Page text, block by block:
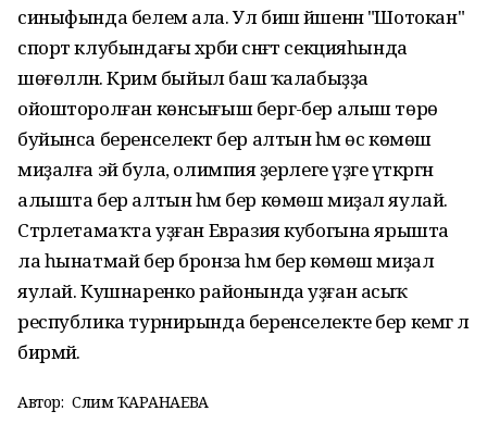
синыфында белем ала. Ул биш йәшенән "Шотокан"
спорт клубындағы хәрби сәнғәт секцияһында
шөғөлләнә. Кәрим быйыл баш ҡалабыҙҙа
ойошторолған көнсығыш бергә-бер алыш төрө
буйынса беренселектә бер алтын һәм өс көмөш
миҙалға эйә була, олимпия әҙерлеге үҙәге үткәргән
алышта бер алтын һәм бер көмөш миҙал яулай.
Стәрлетамаҡта уҙған Евразия кубогына ярышта
ла һынатмай бер бронза һәм бер көмөш миҙал
яулай. Кушнаренко районында уҙған асыҡ
республика турнирында беренселекте бер кемгә лә
бирмәй.
Автор: Сәлимә ҠАРАНАЕВА